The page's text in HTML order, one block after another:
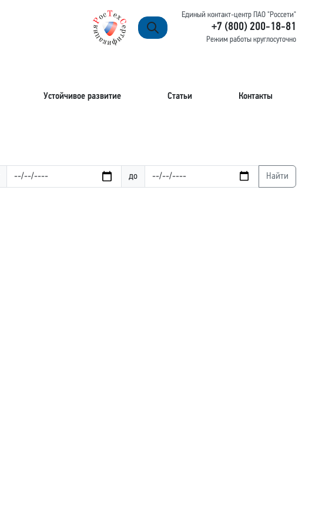
Единый контакт-центр ПАО "Россети"
+7 (800) 200-18-81
Режим работы круглосуточно
Устойчивое развитие Статьи Контакты
до Найти